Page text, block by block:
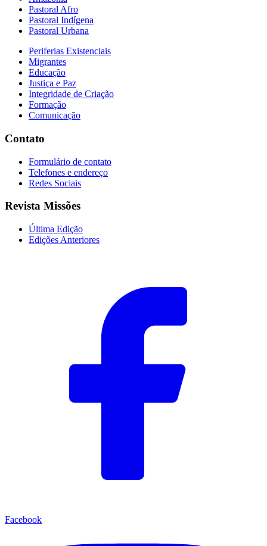
Pastoral Afro
Pastoral Indígena
Pastoral Urbana
Periferias Existenciais
Migrantes
Educação
Justiça e Paz
Integridade de Criação
Formação
Comunicação
Contato
Formulário de contato
Telefones e endereço
Redes Sociais
Revista Missões
Última Edição
Edições Anteriores
Facebook